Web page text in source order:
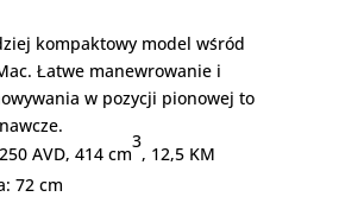
kompaktowy model wśród
Łatwe manewrowanie i
w pozycji pionowej to
AVD, 414 cm
3
, 12,5 KM
72 cm